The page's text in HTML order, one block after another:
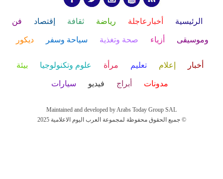
الرئيسية أخبارعاجلة رياضة ثقافة إقتصاد فن
وموسيقى أزياء صحة وتغذية سياحة وسفر ديكور
أخبار إعلام تعليم مرأة علوم وتكنولوجيا بيئة
مدونات أبراج فيديو سيارات
Maintained and developed by Arabs Today Group SAL
جميع الحقوق محفوظة لمجموعة العرب اليوم الاعلامية 2025 ©